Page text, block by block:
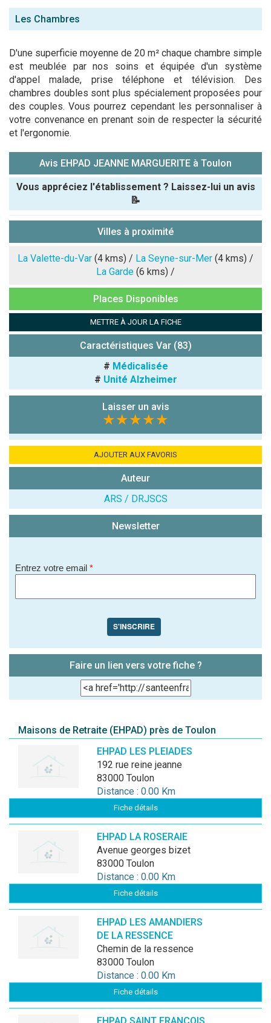
Les Chambres
D'une superficie moyenne de 20 m² chaque chambre simple
est meublée par nos soins et équipée d'un système
d'appel malade, prise téléphone et télévision. Des
chambres doubles sont plus spécialement proposées pour
des couples. Vous pourrez cependant les personnaliser à
votre convenance en prenant soin de respecter la sécurité
et l'ergonomie.
Avis EHPAD JEANNE MARGUERITE à Toulon
Vous appréciez l'établissement ? Laissez-lui un avis
📝
Note que vous souhaitez attribuer :
Antispam -
7x4 (en
(En cliquant sur 'Valider', j'accepte que mon avis
Villes à proximité
La Valette-du-Var (4 kms) / La Seyne-sur-Mer (4 kms) /
La Garde (6 kms) /
Places Disponibles
METTRE À JOUR LA FICHE
Caractéristiques Var (83)
# Médicalisée
# Unité Alzheimer
Laisser un avis
★★★★★
AJOUTER AUX FAVORIS
Auteur
ARS / DRJSCS
Newsletter
Entrez votre email *
S'INSCRIRE
Faire un lien vers votre fiche ?
Maisons de Retraite (EHPAD) près de Toulon
EHPAD LES PLEIADES
192 rue reine jeanne
83000 Toulon
Distance : 0.00 Km
Fiche détails
EHPAD LA ROSERAIE
avenue georges bizet
83000 Toulon
Distance : 0.00 Km
Fiche détails
EHPAD LES AMANDIERS
DE LA RESSENCE
chemin de la ressence
83000 Toulon
Distance : 0.00 Km
Fiche détails